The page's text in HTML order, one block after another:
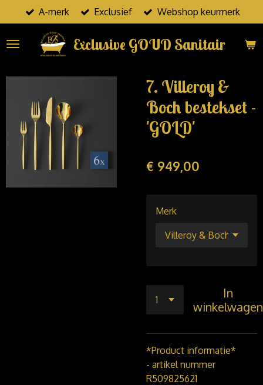
direct
naar
Exclusive GOUD Sanitair
A-merk Exclusief Webshop keurmerk
7. Villeroy &
Boch bestekset -
'GOLD'
€ 949,00
Merk
In
winkelwagen
*Product informatie*
- artikel nummer
R509825621